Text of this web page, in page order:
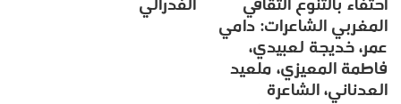
المغربي الشاعرات: دامي
عمر، خديجة لعبيدي،
فاطمة المعيزي، ملعيد
العدناني، الشاعرة